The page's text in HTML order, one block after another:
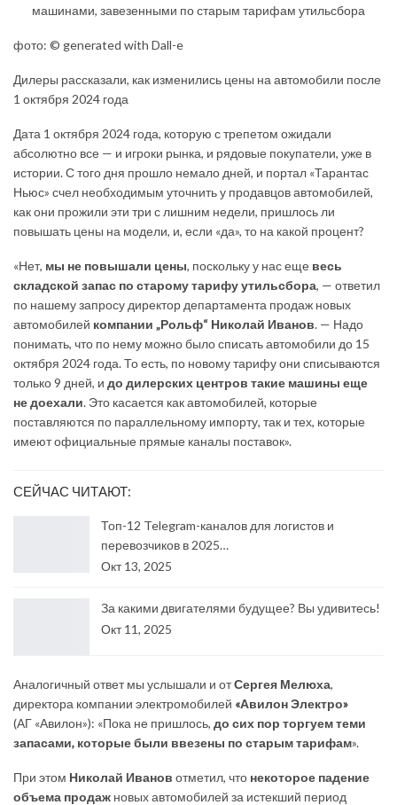
фото: © generated with Dall-e
Дилеры рассказали, как изменились цены на автомобили после
1 октября 2024 года
Дата 1 октября 2024 года, которую с трепетом ожидали
абсолютно все — и игроки рынка, и рядовые покупатели, уже в
истории. С того дня прошло немало дней, и портал «Тарантас
Ньюс» счел необходимым уточнить у продавцов автомобилей,
как они прожили эти три с лишним недели, пришлось ли
повышать цены на модели, и, если «да», то на какой процент?
«Нет, мы не повышали цены, поскольку у нас еще весь
складской запас по старому тарифу утильсбора, — ответил
по нашему запросу директор департамента продаж новых
автомобилей компании „Рольф“ Николай Иванов. — Надо
понимать, что по нему можно было списать автомобили до 15
октября 2024 года. То есть, по новому тарифу они списываются
только 9 дней, и до дилерских центров такие машины еще
не доехали. Это касается как автомобилей, которые
поставляются по параллельному импорту, так и тех, которые
имеют официальные прямые каналы поставок».
СЕЙЧАС ЧИТАЮТ:
Топ-12 Telegram-каналов для логистов и
перевозчиков в 2025…
Окт 13, 2025
За какими двигателями будущее? Вы удивитесь!
Окт 11, 2025
Аналогичный ответ мы услышали и отСергея Мелюха,
директора компании электромобилей «Авилон Электро»
(АГ «Авилон»): «Пока не пришлось, до сих пор торгуем теми
запасами, которые были ввезены по старым тарифам».
При этом Николай Иванов отметил, что некоторое падение
объема продаж новых автомобилей за истекший период